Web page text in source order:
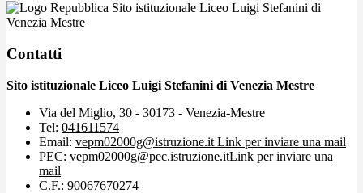
Sito istituzionale Liceo Luigi Stefanini di
Venezia Mestre
Contatti
Sito istituzionale Liceo Luigi Stefanini di Venezia Mestre
Via del Miglio, 30 - 30173 - Venezia-Mestre
Tel: 041611574
Email: vepm02000g@istruzione.it Link per inviare una mail
PEC: vepm02000g@pec.istruzione.itLink per inviare una
mail
C.F.: 90067670274